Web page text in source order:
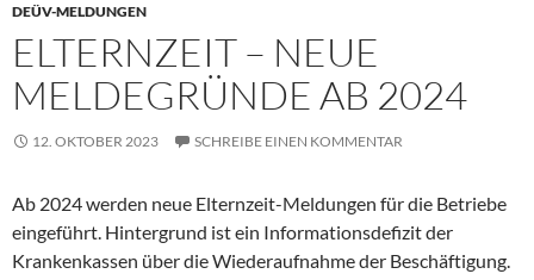
DEÜV-MELDUNGEN
ELTERNZEIT – NEUE
MELDEGRÜNDE AB 2024
12. OKTOBER 2023 SCHREIBE EINEN KOMMENTAR
Ab 2024 werden neue Elternzeit-Meldungen für die Betriebe
eingeführt. Hintergrund ist ein Informationsdefizit der
Krankenkassen über die Wiederaufnahme der Beschäftigung.